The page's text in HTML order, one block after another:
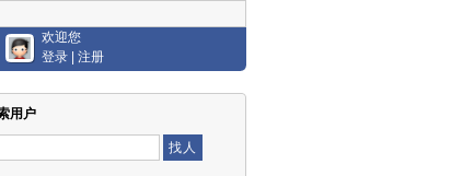
欢迎您
登录
注册
用户